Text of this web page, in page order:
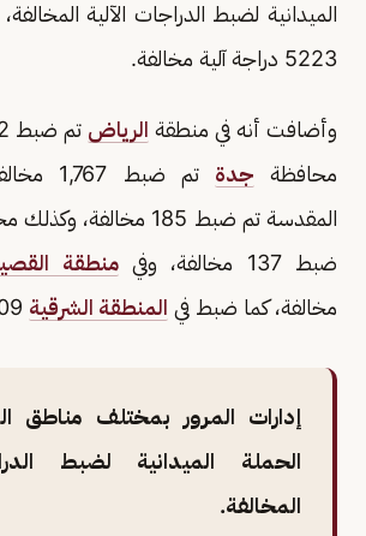
الميدانية لضبط الدراجات الآلية
5223 دراجة آلية مخالفة.
وأضافت أنه في منطقة الرياض
محافظة جدة
تم ضبط
المقدسة تم ضبط 185 مخالفة، وكذلك محافظة
ضبط 137 مخالفة، وفي
منطقة
مخالفة، كما ضبط في المنطقة الشرقية
إدارات المرور بمختلف مناطق
الحملة الميدانية لضبط
المخالفة.